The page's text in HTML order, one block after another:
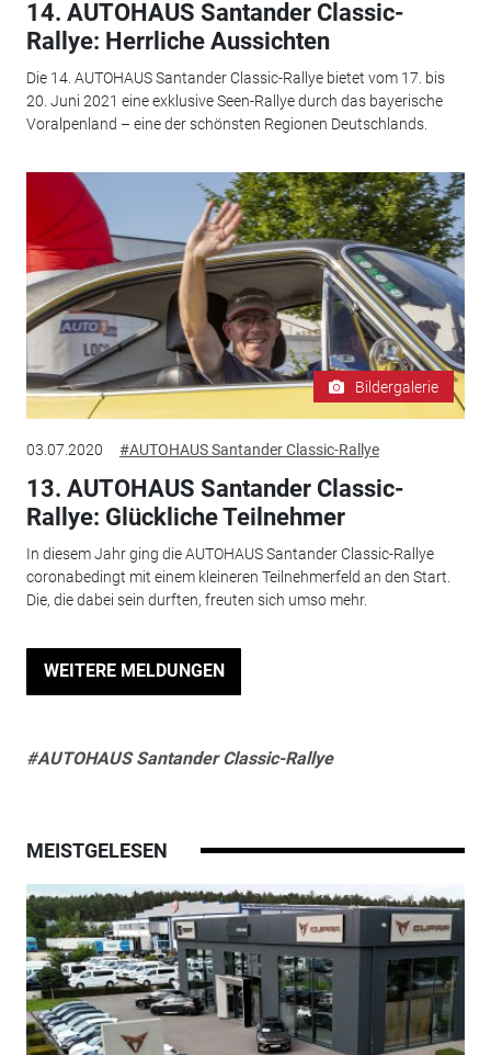
14. AUTOHAUS Santander Classic-
Rallye: Herrliche Aussichten
Die 14. AUTOHAUS Santander Classic-Rallye bietet vom 17. bis
20. Juni 2021 eine exklusive Seen-Rallye durch das bayerische
Voralpenland – eine der schönsten Regionen Deutschlands.
Bildergalerie
03.07.2020 #AUTOHAUS Santander Classic-Rallye
13. AUTOHAUS Santander Classic-
Rallye: Glückliche Teilnehmer
In diesem Jahr ging die AUTOHAUS Santander Classic-Rallye
coronabedingt mit einem kleineren Teilnehmerfeld an den Start.
Die, die dabei sein durften, freuten sich umso mehr.
WEITERE MELDUNGEN
#AUTOHAUS Santander Classic-Rallye
MEISTGELESEN